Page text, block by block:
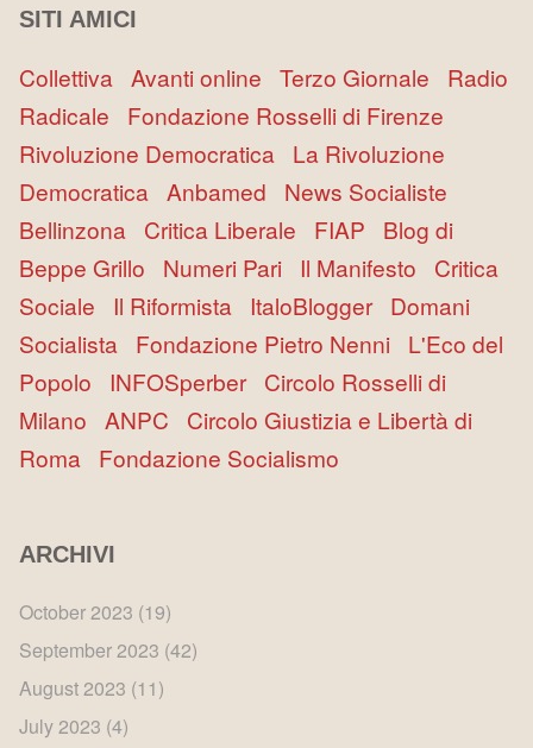
SITI AMICI
Collettiva Avanti online Terzo Giornale Radio
Radicale Fondazione Rosselli di Firenze
Rivoluzione Democratica La Rivoluzione
Democratica Anbamed News Socialiste
Bellinzona Critica Liberale FIAP Blog di
Beppe Grillo Numeri Pari Il Manifesto Critica
Sociale Il Riformista ItaloBlogger Domani
Socialista Fondazione Pietro Nenni L'Eco del
Popolo INFOSperber Circolo Rosselli di
Milano ANPC Circolo Giustizia e Libertà di
Roma Fondazione Socialismo
ARCHIVI
October 2023 (19)
September 2023 (42)
August 2023 (11)
July 2023 (4)